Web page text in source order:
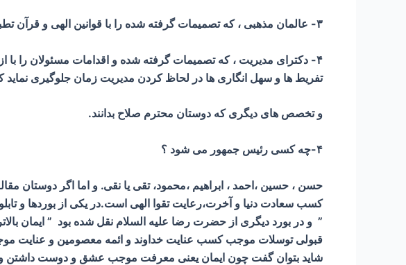
۳- عالمان مذهبی ، که تصمیمات گرفته شده را با قوانین الهی و قرآن تطبیق داده و از افراط و تفریط جلوگیری نمایند و باید کاملا مسلط به مسائل اسلامی باشد،
۴- دکترای مدیریت ، که تصمیمات گرفته شده و اقدامات مسئولان را
تفریط ها و سهل انگاری ها در لحاظ کردن مدیریت زمان جلوگیری نماید
و تخصص های دیگری که دوستان محترم صلاح بدانند.
۴-چه کسی رئیس جمهور می شود ؟
حسن ، حسین ،احمد ، ابراهیم ،محمود، تقی یا نقی. و اما اگر دوستان
کسب سعادت دنیا و آخرت،رعایت تقوا الهی است.در یکی از بوردها و
” و در بورد دیگری از حضرت رضا علیه السلام نقل شده بود ” ایمان
قبولی توسلات موجب کسب عنایت خداوند و ائمه معصومین و عنایت
شاید بتوان گفت چون ایمان یعنی معرفت موجب عشق و دوست داشتن